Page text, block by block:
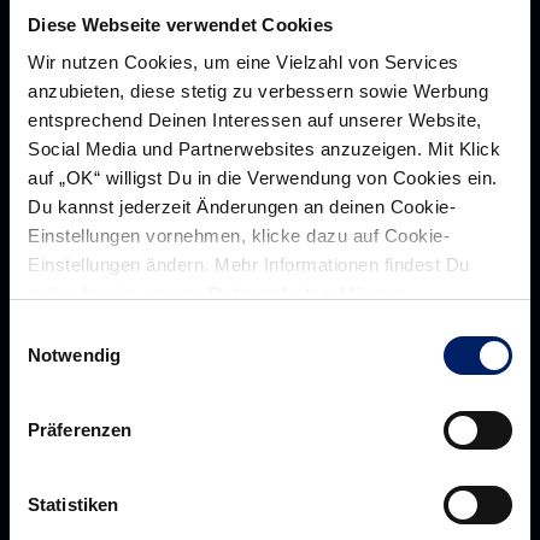
Diese Webseite verwendet Cookies
Wir nutzen Cookies, um eine Vielzahl von Services
anzubieten, diese stetig zu verbessern sowie Werbung
entsprechend Deinen Interessen auf unserer Website,
Social Media und Partnerwebsites anzuzeigen. Mit Klick
auf „OK“ willigst Du in die Verwendung von Cookies ein.
Du kannst jederzeit Änderungen an deinen Cookie-
Einstellungen vornehmen, klicke dazu auf Cookie-
Einstellungen ändern. Mehr Informationen findest Du
Notwendig
Präferenzen
Statistiken
Rhein-Neckar Löwen GmbH
Navigation
Über uns
Historie